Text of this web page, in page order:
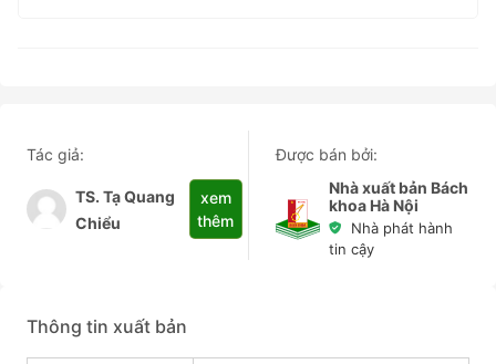
Tác giả:
TS. Tạ Quang
Chiểu
xem
thêm
Được bán bởi:
Nhà xuất bản Bách
khoa Hà Nội
Nhà phát hành
tin cậy
Thông tin xuất bản